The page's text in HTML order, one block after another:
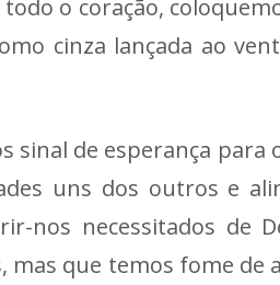
o coração,
cinza lançada ao
sinal de esperança
uns dos outros e
nos necessitados de
que temos fome de